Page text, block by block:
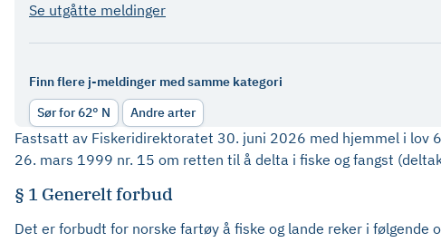
Se utgåtte meldinger
Finn flere j-meldinger med samme kategori
Sør for 62° N
Andre arter
Fastsatt av Fiskeridirektoratet 30. juni 2026 med hjemmel i lov
26. mars 1999 nr. 15 om retten til å delta i fiske og fangst
§ 1 Generelt forbud
Det er forbudt for norske fartøy å fiske og lande reker i